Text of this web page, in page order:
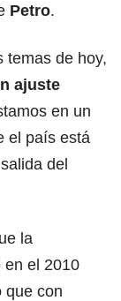
Petro.
temas de hoy,
ajuste
en un
el país está
del
la
en el 2010
que con